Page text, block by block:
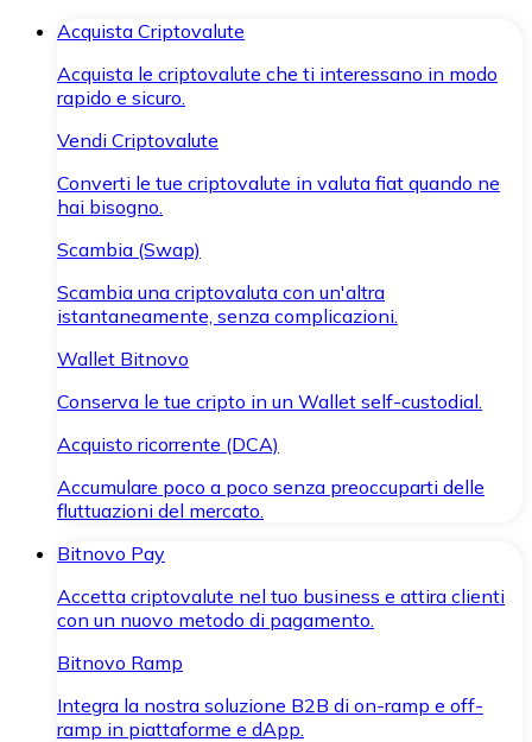
Acquista Criptovalute
Acquista le criptovalute che ti interessano in modo
rapido e sicuro.
Vendi Criptovalute
Converti le tue criptovalute in valuta fiat quando ne
hai bisogno.
Scambia (Swap)
Scambia una criptovaluta con un'altra
istantaneamente, senza complicazioni.
Wallet Bitnovo
Conserva le tue cripto in un Wallet self-custodial.
Acquisto ricorrente (DCA)
Accumulare poco a poco senza preoccuparti delle
fluttuazioni del mercato.
Bitnovo Pay
Accetta criptovalute nel tuo business e attira clienti
con un nuovo metodo di pagamento.
Bitnovo Ramp
Integra la nostra soluzione B2B di on-ramp e off-
ramp in piattaforme e dApp.